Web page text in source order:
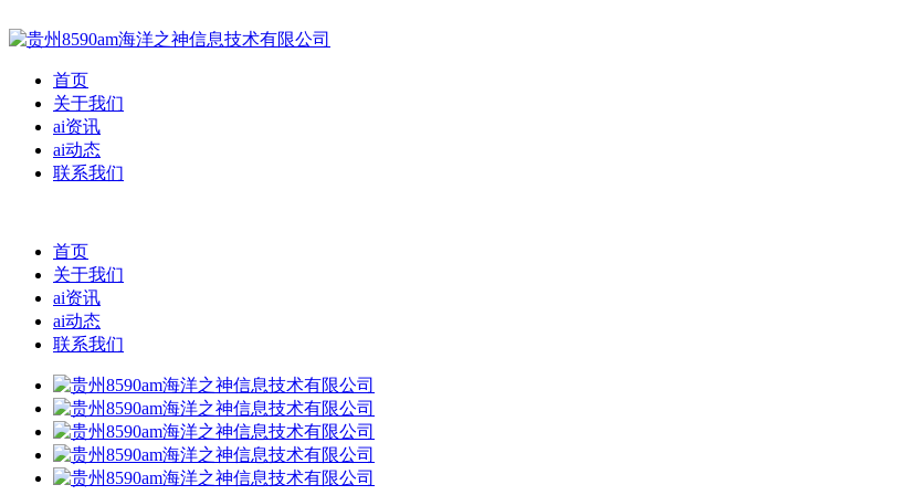
首页
关于我们
ai资讯
ai动态
联系我们
首页
关于我们
ai资讯
ai动态
联系我们